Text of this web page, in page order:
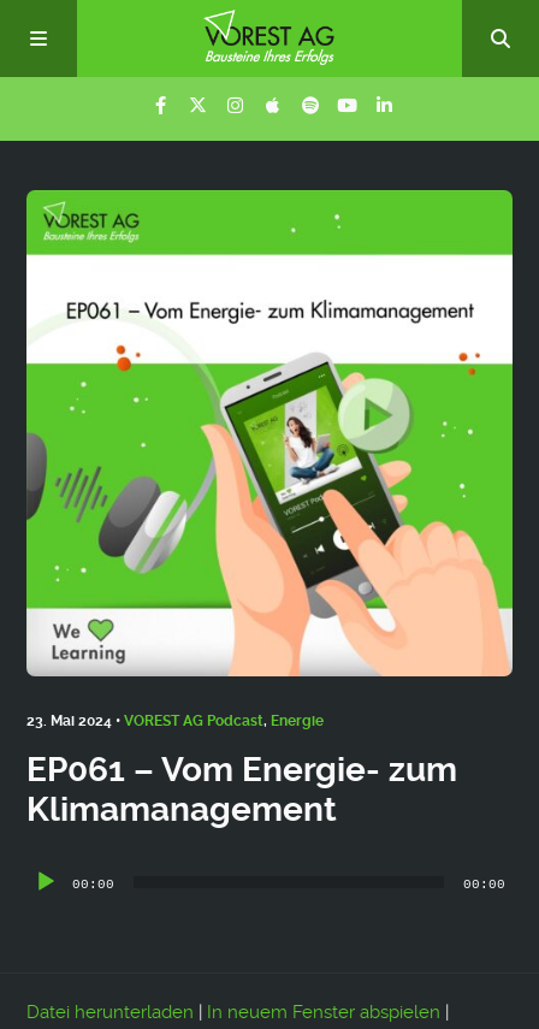
Episoden
Über uns
23. Mai 2024 •VOREST AG Podcast, Energie
EP061 – Vom Energie- zum
Klimamanagement
Audio-
00:00 00:00
Datei herunterladen | In neuem Fenster abspielen |